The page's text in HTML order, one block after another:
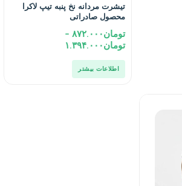
تیشرت مردانه نخ پنبه تیپ لاکرا
محصول صادراتی
تومان۸۷۲.۰۰۰ –
تومان۱.۳۹۴.۰۰۰
اطلاعات بیشتر